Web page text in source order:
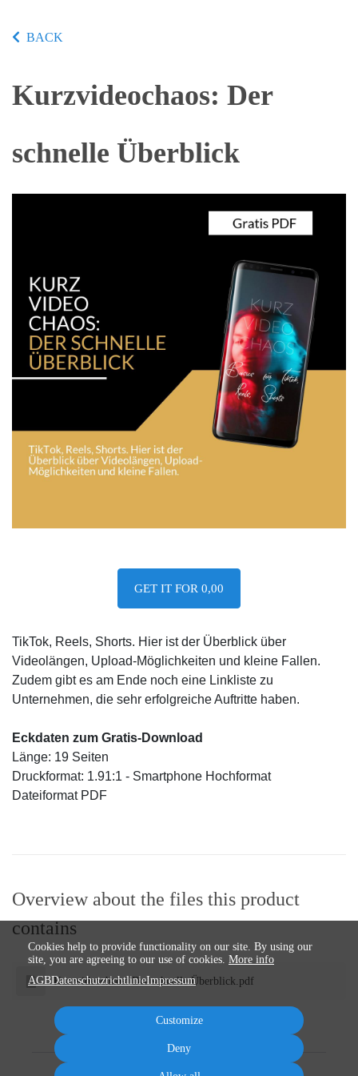
BACK
Kurzvideochaos: Der
schnelle Überblick
GET IT FOR 0,00
TikTok, Reels, Shorts. Hier ist der Überblick über
Videolängen, Upload-Möglichkeiten und kleine Fallen.
Zudem gibt es am Ende noch eine Linkliste zu
Unternehmen, die sehr erfolgreiche Auftritte haben.
Eckdaten zum Gratis-Download
Länge: 19 Seiten
Druckformat: 1.91:1 - Smartphone Hochformat
Dateiformat PDF
Overview about the files this product
contains
Kurzvideochaos: Der schnelle Überblick.pdf
Cookies help to provide functionality on our site. By using our
site, you are agreeing to our use of cookies. More info
AGBDatenschutzrichtlinieImpressum
Customize
Deny